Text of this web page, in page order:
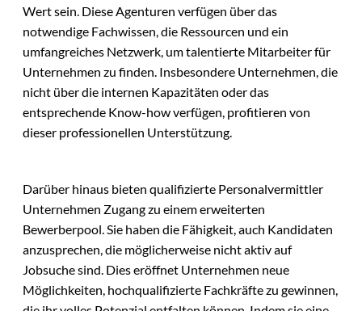
Wert sein. Diese Agenturen verfügen über das
notwendige Fachwissen, die Ressourcen und ein
umfangreiches Netzwerk, um talentierte Mitarbeiter für
Unternehmen zu finden. Insbesondere Unternehmen, die
nicht über die internen Kapazitäten oder das
entsprechende Know-how verfügen, profitieren von
dieser professionellen Unterstützung.
Darüber hinaus bieten qualifizierte Personalvermittler
Unternehmen Zugang zu einem erweiterten
Bewerberpool. Sie haben die Fähigkeit, auch Kandidaten
anzusprechen, die möglicherweise nicht aktiv auf
Jobsuche sind. Dies eröffnet Unternehmen neue
Möglichkeiten, hochqualifizierte Fachkräfte zu gewinnen,